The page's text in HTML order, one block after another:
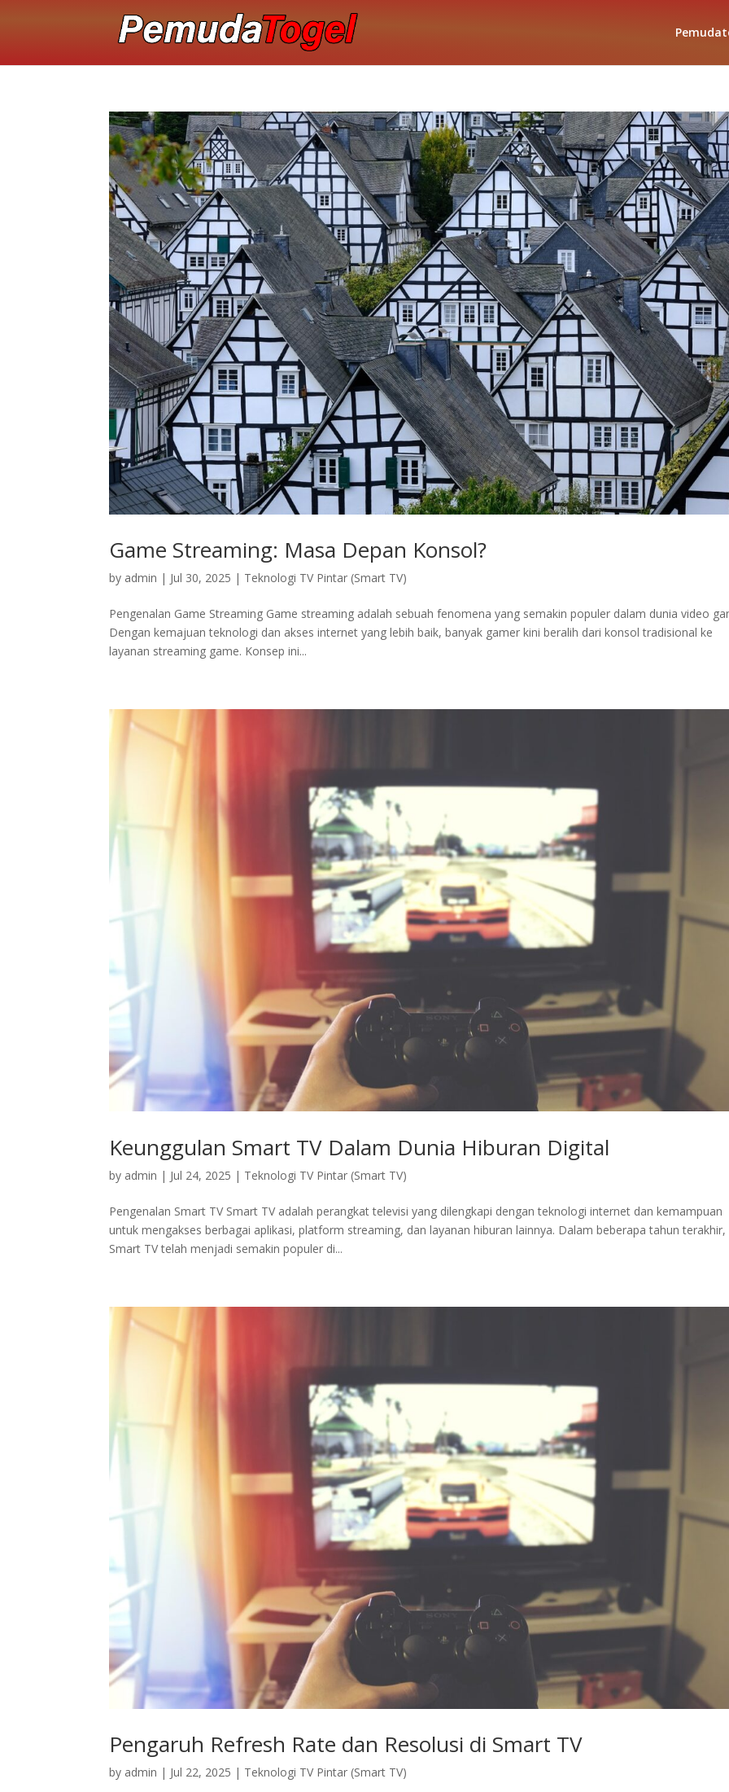
Game Streaming: Masa Depan Konsol?
by admin | Jul 30, 2025 | Teknologi TV Pintar (Smart TV)
Pengenalan Game Streaming Game streaming adalah sebuah fenomena yang semakin populer dalam dunia video
Dengan kemajuan teknologi dan akses internet yang lebih baik, banyak gamer kini beralih dari konsol tradisional ke
layanan streaming game. Konsep ini...
Keunggulan Smart TV Dalam Dunia Hiburan Digital
by admin | Jul 24, 2025 | Teknologi TV Pintar (Smart TV)
Pengenalan Smart TV Smart TV adalah perangkat televisi yang dilengkapi dengan teknologi internet dan kemampuan
untuk mengakses berbagai aplikasi, platform streaming, dan layanan hiburan lainnya. Dalam beberapa tahun terakhir,
Smart TV telah menjadi semakin populer di...
Pengaruh Refresh Rate dan Resolusi di Smart TV
by admin | Jul 22, 2025 | Teknologi TV Pintar (Smart TV)